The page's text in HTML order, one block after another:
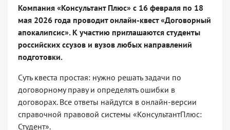
Компания «Консультант Плюс» с 16 февраля по 18
мая 2026 года проводит онлайн-квест «Договорный
апокалипсис». К участию приглашаются студенты
российских ссузов и вузов любых направлений
подготовки.
Суть квеста простая: нужно решать задачи по
договорному праву и определять ошибки в
договорах. Все ответы найдутся в онлайн-версии
справочной правовой системы «КонсультантПлюс:
Студент».